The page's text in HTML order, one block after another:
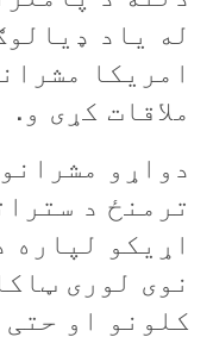
له ياد
امريکا
ملاقات کړی و.
دواړو
ترمنځ د
اړيکو لپاره
کلونو او